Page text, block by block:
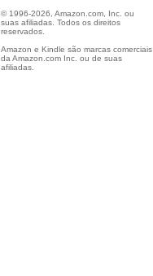
© 1996-2026, Amazon.com, Inc. ou
suas afiliadas. Todos os direitos
reservados.
Amazon e Kindle são marcas comerciais
da Amazon.com Inc. ou de suas
afiliadas.